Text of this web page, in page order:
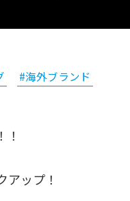
#海外ブランド
ップ！